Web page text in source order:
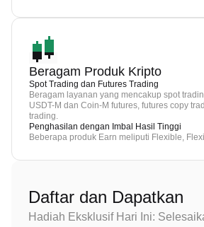
Beragam Produk Kripto
Spot Trading dan Futures Trading
Beragam layanan yang mencakup spot
USDT-M dan Coin-M futures, futures copy
trading.
Penghasilan dengan Imbal Hasil Tinggi
Beberapa produk Earn meliputi Flexible,
Daftar dan Dapatkan
Hadiah Eksklusif Hari Ini: